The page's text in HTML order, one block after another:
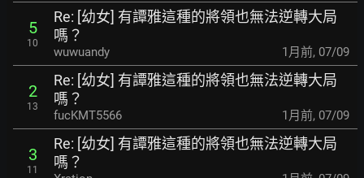
5
10
Re: [幼女] 有譚雅這種的將領也無法逆轉大局
嗎？
wuwuandy 1月前, 07/09
2
13
Re: [幼女] 有譚雅這種的將領也無法逆轉大局
嗎？
fucKMT5566 1月前, 07/09
3
11
Re: [幼女] 有譚雅這種的將領也無法逆轉大局
嗎？